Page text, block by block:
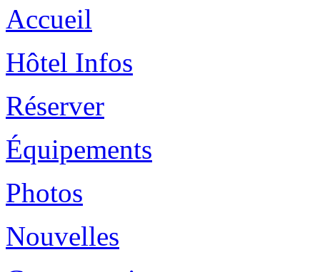
Accueil
Hôtel Infos
Réserver
Équipements
Photos
Nouvelles